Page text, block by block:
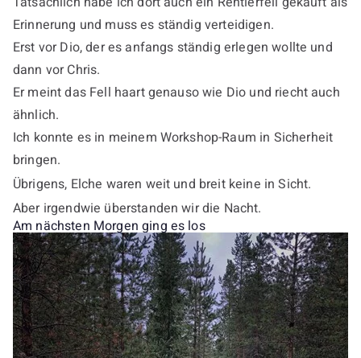
Erinnerung und muss es ständig verteidigen.
Erst vor Dio, der es anfangs ständig erlegen wollte und
dann vor Chris.
Er meint das Fell haart genauso wie Dio und riecht auch
ähnlich.
Ich konnte es in meinem Workshop-Raum in Sicherheit
bringen.
Übrigens, Elche waren weit und breit keine in Sicht.
Aber irgendwie überstanden wir die Nacht.
Am nächsten Morgen ging es los